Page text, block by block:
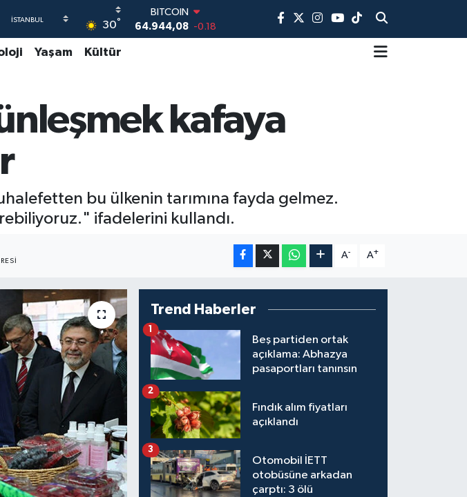
30°
DOLAR
47,7436
0.18
EURO
6660.55 0.03
BİST100
Yaşam Kültür
kafaya
bu ülkenin tarımına fayda gelmez.
ifadelerini kullandı.
A- A+
Trend Haberler
Beş partiden ortak
açıklama: Abhazya
pasaportları tanınsın
1
Fındık alım fiyatları
açıklandı
2
Otomobil İETT
otobüsüne arkadan
çarptı: 3 ölü
3